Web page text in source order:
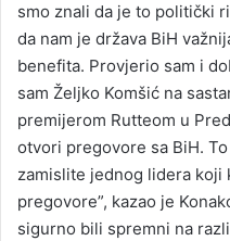
smo znali da je to politički
da nam je država BiH
benefita. Provjerio sam i
sam Željko Komšić na
premijerom Rutteom u
otvori pregovore sa BiH.
zamislite jednog lidera koji
pregovore”, kazao je
sigurno bili spremni na